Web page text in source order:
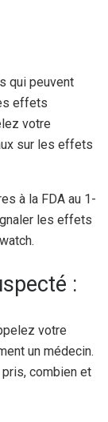
qui peuvent
effets
votre
sur les effets
à la FDA au 1-
les effets
:
votre
un médecin.
combien et